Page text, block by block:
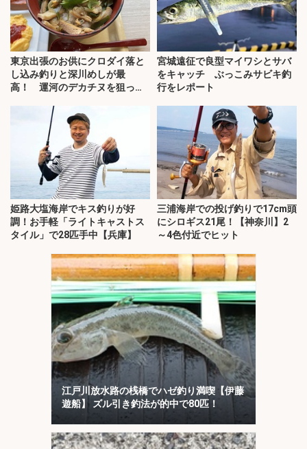
東京出張のお供にクロダイ落と
し込み釣りと深川めしが最
高！ 運河のデカチヌを狙って
宮城遠征で良型マイワシとサバ
をキャッチ ぶっこみサビキ釣
行をレポート
姫路大塩海岸でキス釣りが好
調！お手軽「ライトキャストス
タイル」で28匹手中【兵庫】
三浦海岸での投げ釣りで17cm頭
にシロギス21尾！【神奈川】2
～4色付近でヒット
江戸川放水路の桟橋でハゼ釣り満喫【伊藤
遊船】 ズル引き釣法が的中で80匹！